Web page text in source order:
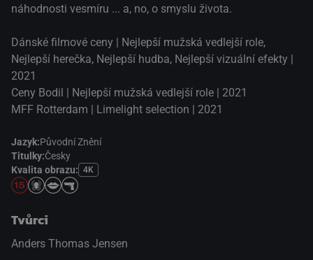
náhodnosti vesmíru ... a, no, o smyslu života.
Dánské filmové ceny | Nejlepší mužská vedlejší role,
Nejlepší herečka, Nejlepší hudba, Nejlepší vizuální efekty |
2021
Ceny Bodil | Nejlepší mužská vedlejší role | 2021
MFF Rotterdam | Limelight selection | 2021
Jazyk:Původní Znění
Titulky:Česky
Kvalita obrazu: 4K
Tvůrci
Anders Thomas Jensen